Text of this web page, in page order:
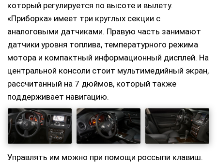
который регулируется по высоте и вылету.
«Приборка» имеет три круглых секции с
аналоговыми датчиками. Правую часть занимают
датчики уровня топлива, температурного режима
мотора и компактный информационный дисплей. На
центральной консоли стоит мультимедийный экран,
рассчитанный на 7 дюймов, который также
поддерживает навигацию.
Управлять им можно при помощи россыпи клавиш.